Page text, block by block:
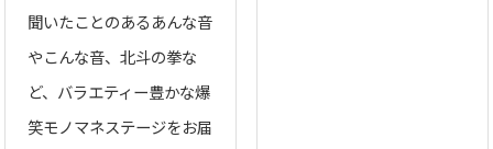
聞いたことのあるあんな音
やこんな音、北斗の拳な
ど、バラエティー豊かな爆
笑モノマネステージをお届